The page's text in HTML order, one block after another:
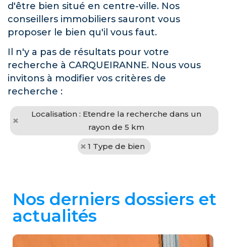
d'être bien situé en centre-ville. Nos
conseillers immobiliers sauront vous
proposer le bien qu'il vous faut.
Il n'y a pas de résultats pour votre
recherche à CARQUEIRANNE. Nous vous
invitons à modifier vos critères de
recherche :
Localisation : Etendre la recherche dans un
rayon de 5 km
1 Type de bien
Nos derniers dossiers et
actualités